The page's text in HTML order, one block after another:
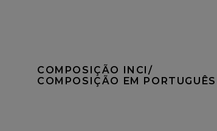
COMPOSIÇÃO INCI/
COMPOSIÇÃO EM PORTUGUÊS